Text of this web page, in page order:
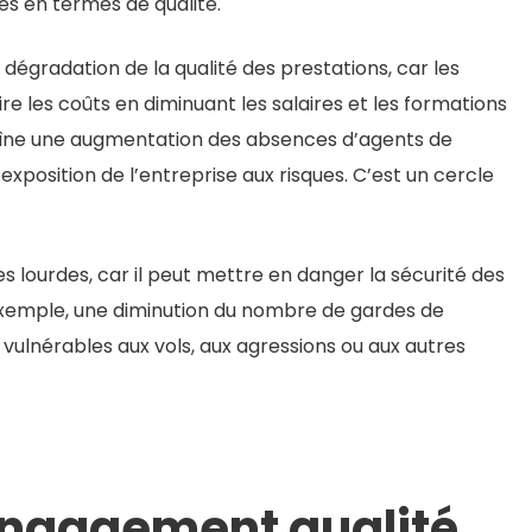
de la qualité des prestations, car les
les coûts en diminuant les salaires et les formations
une augmentation des absences d’agents de
de l’entreprise aux risques. C’est un cercle
lourdes, car il peut mettre en danger la sécurité des
une diminution du nombre de gardes de
aux vols, aux agressions ou aux autres